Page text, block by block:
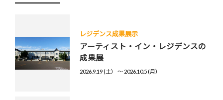
レジデンス成果展示
アーティスト・イン・レジデンスの
成果展
2026.9.19 (土） 〜 2026.10.5 (月）